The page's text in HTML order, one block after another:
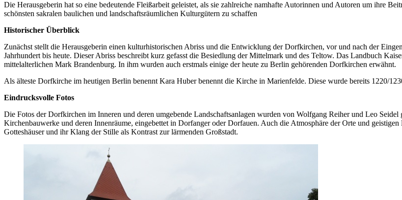
Die Herausgeberin hat so eine bedeutende Fleißarbeit geleistet, als sie zahlreiche namhafte Autorinnen und Autoren um ihre
schönsten sakralen baulichen und landschaftsräumlichen Kulturgütern zu schaffen
Historischer Überblick
Zunächst stellt die Herausgeberin einen kulturhistorischen Abriss und die Entwicklung der Dorfkirchen, vor und nach der
Jahrhundert bis heute. Dieser Abriss beschreibt kurz gefasst die Besiedlung der Mittelmark und des Teltow. Das Landbuch
mittelalterlichen Mark Brandenburg. In ihm wurden auch erstmals einige der heute zu Berlin gehörenden Dorfkirchen erwähnt.
Als älteste Dorfkirche im heutigen Berlin benennt Kara Huber benennt die Kirche in Marienfelde. Diese wurde bereits 1220/
Eindrucksvolle Fotos
Die Fotos der Dorfkirchen im Inneren und deren umgebende Landschaftsanlagen wurden von Wolfgang Reiher und Leo
Kirchenbauwerke und deren Innenräume, eingebettet in Dorfanger oder Dorfauen. Auch die Atmosphäre der Orte und
Gotteshäuser und ihr Klang der Stille als Kontrast zur lärmenden Großstadt.